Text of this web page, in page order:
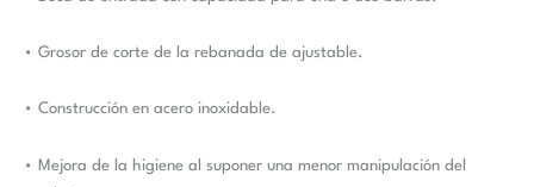
• Grosor de corte de la rebanada de ajustable.
• Construcción en acero inoxidable.
• Mejora de la higiene al suponer una menor manipulación del